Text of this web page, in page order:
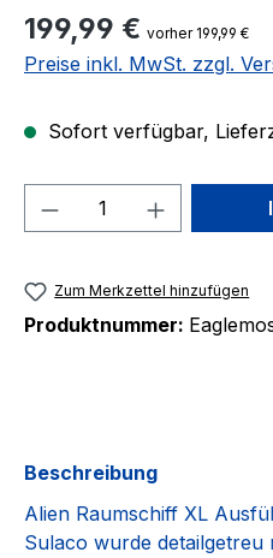
Regulärer Preis:
199,99 € vorher 199,99 €
Preise inkl. MwSt. zzgl.
Sofort verfügbar,
Produkt Anzahl:
Zum Merkzettel hinzufügen
Produktnummer:
Beschreibung
Alien Raumschiff XL
Sulaco wurde detailgetreu